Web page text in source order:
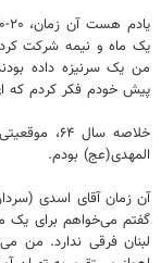
یک ماه و نیمه شرکت
من یک سرنیزه داده
پیش خودم فکر کردم که
خلاصه سال
المهدی(عج) بودم.
آن زمان آقای اسدی
لبنان فرقی ندارد. من